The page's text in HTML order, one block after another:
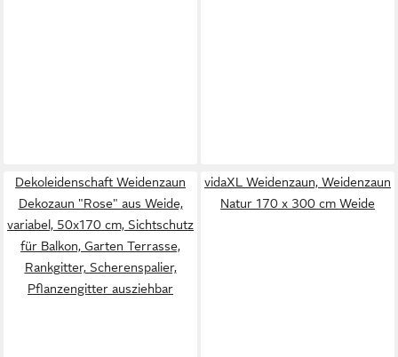
Dekoleidenschaft Weidenzaun
Dekozaun "Rose" aus Weide,
variabel, 50x170 cm, Sichtschutz
für Balkon, Garten Terrasse,
Rankgitter, Scherenspalier,
Pflanzengitter ausziehbar
vidaXL Weidenzaun, Weidenzaun
Natur 170 x 300 cm Weide